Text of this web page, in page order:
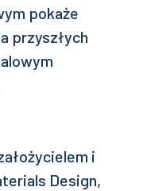
pokaże
przyszłych
i
Design,